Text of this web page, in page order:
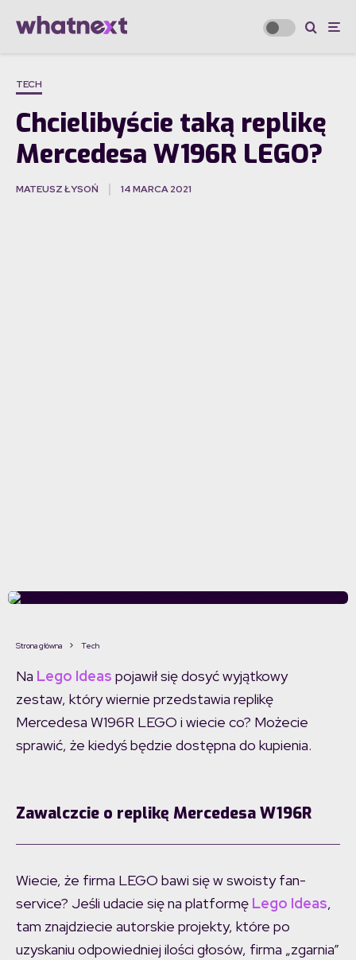
TECH
Chcielibyście taką replikę
Mercedesa W196R LEGO?
MATEUSZ ŁYSOŃ 14 MARCA 2021
Strona główna Tech
Na Lego Ideas pojawił się dosyć wyjątkowy
zestaw, który wiernie przedstawia replikę
Mercedesa W196R LEGO i wiecie co? Możecie
sprawić, że kiedyś będzie dostępna do kupienia.
Zawalczcie o replikę Mercedesa W196R
Wiecie, że firma LEGO bawi się w swoisty fan-
service? Jeśli udacie się na platformę Lego Ideas,
tam znajdziecie autorskie projekty, które po
uzyskaniu odpowiedniej ilości głosów, firma „zgarnia”